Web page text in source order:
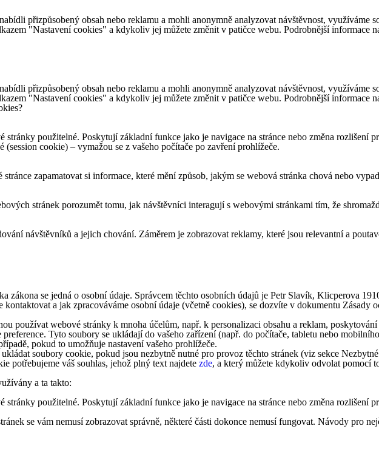
přizpůsobený obsah nebo reklamu a mohli anonymně analyzovat návštěvnost, využíváme
"Nastavení cookies" a kdykoliv jej můžete změnit v patičce webu. Podrobnější informace
přizpůsobený obsah nebo reklamu a mohli anonymně analyzovat návštěvnost, využíváme
"Nastavení cookies" a kdykoliv jej můžete změnit v patičce webu. Podrobnější informace
použitelné. Poskytují základní funkce jako je navigace na stránce nebo změna rozlišení
cookie) – vymažou se z vašeho počítače po zavření prohlížeče.
zapamatovat si informace, které mění způsob, jakým se webová stránka chová nebo
stránek porozumět tomu, jak návštěvníci interagují s webovými stránkami tím, že
návštěvníků a jejich chování. Záměrem je zobrazovat reklamy, které jsou relevantní a
zákona se jedná o osobní údaje. Správcem těchto osobních údajů je Petr Slavík, Klicperova
a jak zpracováváme osobní údaje (včetně cookies), se dozvíte v dokumentu Zásady
používat webové stránky k mnoha účelům, např. k personalizaci obsahu a reklam,
Tyto soubory se ukládají do vašeho zařízení (např. do počítače, tabletu nebo
pokud to umožňuje nastavení vašeho prohlížeče.
soubory cookie, pokud jsou nezbytně nutné pro provoz těchto stránek (viz sekce
potřebujeme váš souhlas, jehož plný text najdete zde, a který můžete kdykoliv odvolat pomocí
a ta takto:
použitelné. Poskytují základní funkce jako je navigace na stránce nebo změna rozlišení
se vám nemusí zobrazovat správně, některé části dokonce nemusí fungovat. Návody pro